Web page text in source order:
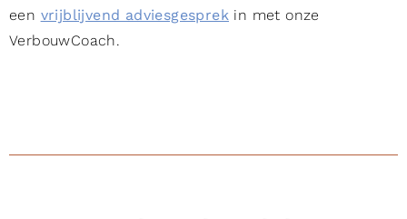
een vrijblijvend adviesgesprek in met onze
VerbouwCoach.